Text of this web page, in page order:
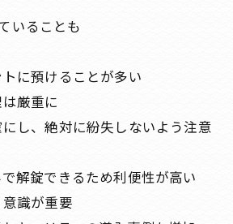
いることも
に預けることが多い
厳重に
し、絶対に紛失しないよう注意
解錠できるため利便性が高い
識が重要